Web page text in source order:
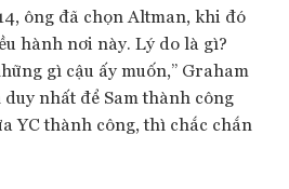
ông đã chọn Altman, khi đó
hành nơi này. Lý do là gì?
gì cậu ấy muốn,” Graham
nhất để Sam thành công
YC thành công, thì chắc chắn